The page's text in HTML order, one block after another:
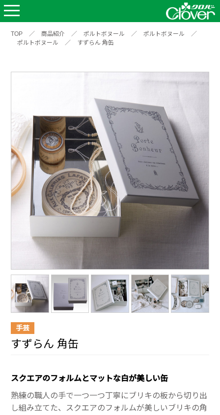
TOP ／ 商品紹介 ／ ポルトボヌール ／ ポルトボヌール
／
ポルトボヌール
／ すずらん 角缶
手芸
すずらん 角缶
スクエアのフォルムとマットな白が美しい缶
熟練の職人の手で一つ一つ丁寧にブリキの板から切り出
し組み立てた、スクエアのフォルムが美しいブリキの角